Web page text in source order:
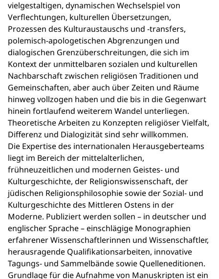
vielgestaltigen, dynamischen Wechselspiel von
Verflechtungen, kulturellen Übersetzungen,
Prozessen des Kulturaustauschs und -transfers,
polemisch-apologetischen Abgrenzungen und
dialogischen Grenzüberschreitungen, die sich im
Kontext der unmittelbaren sozialen und kulturellen
Nachbarschaft zwischen religiösen Traditionen und
Gemeinschaften, aber auch über Zeiten und Räume
hinweg vollzogen haben und die bis in die Gegenwart
hinein fortlaufend weiterem Wandel unterliegen.
Theoretische Arbeiten zu Konzepten religiöser Vielfalt,
Differenz und Dialogizität sind sehr willkommen.
Die Expertise des internationalen Herausgeberteams
liegt im Bereich der mittelalterlichen,
frühneuzeitlichen und modernen Geistes- und
Kulturgeschichte, der Religionswissenschaft, der
jüdischen Religionsphilosophie sowie der Sozial- und
Kulturgeschichte des Mittleren Ostens in der
Moderne. Publiziert werden sollen – in deutscher und
englischer Sprache – einschlägige Monographien
erfahrener Wissenschaftlerinnen und Wissenschaftler,
herausragende Qualifikationsarbeiten, innovative
Tagungs- und Sammelbände sowie Quelleneditionen.
Grundlage für die Aufnahme von Manuskripten ist ein